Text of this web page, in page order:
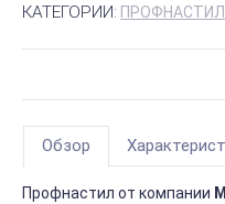
КАТЕГОРИИ: ПРОФНАСТИЛ
Обзор
Профнастил от компании